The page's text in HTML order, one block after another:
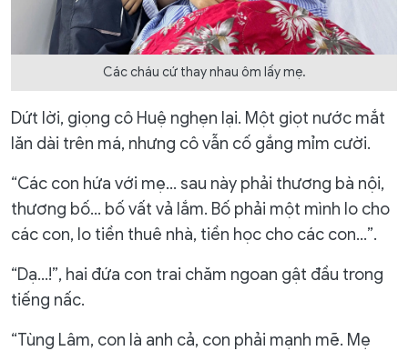
Các cháu cứ thay nhau ôm lấy mẹ.
Dứt lời, giọng cô Huệ nghẹn lại. Một giọt nước mắt
lăn dài trên má, nhưng cô vẫn cố gắng mỉm cười.
“Các con hứa với mẹ… sau này phải thương bà nội,
thương bố… bố vất vả lắm. Bố phải một mình lo cho
các con, lo tiền thuê nhà, tiền học cho các con…”.
“Dạ…!”, hai đứa con trai chăm ngoan gật đầu trong
tiếng nấc.
“Tùng Lâm, con là anh cả, con phải mạnh mẽ. Mẹ